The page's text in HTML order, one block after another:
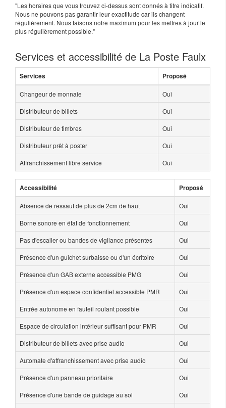
"Les horaires que vous trouvez ci-dessus sont donnés à titre indicatif.
Nous ne pouvons pas garantir leur exactitude car ils changent
régulièrement. Nous faisons notre maximum pour les mettres à jour le
plus régulièrement possible."
Services et accessibilité de La Poste Faulx
Services Proposé
Changeur de monnaie
Oui
Distributeur de billets
Oui
Distributeur de timbres
Oui
Distributeur prêt à poster
Oui
Affranchissement libre service
Oui
Accessibilité Proposé
Absence de ressaut de plus de 2cm de haut
Oui
Borne sonore en état de fonctionnement
Oui
Pas d'escalier ou bandes de vigilance présentes
Oui
Présence d'un guichet surbaisse ou d'un écritoire
Oui
Présence d'un GAB externe accessible PMG
Oui
Présence d'un espace confidentiel accessible PMR
Oui
Entrée autonome en fauteil roulant possible
Oui
Espace de circulation intérieur suffisant pour PMR
Oui
Distributeur de billets avec prise audio
Oui
Automate d'affranchissement avec prise audio
Oui
Présence d'un panneau prioritaire
Oui
Présence d'une bande de guidage au sol
Oui